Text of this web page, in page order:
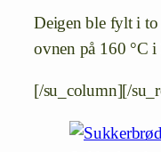
Deigen ble fylt i
ovnen på 160 °C
[/su_column][/